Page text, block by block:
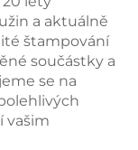
a aktuálně
štampování
součástky a
se na
vašim